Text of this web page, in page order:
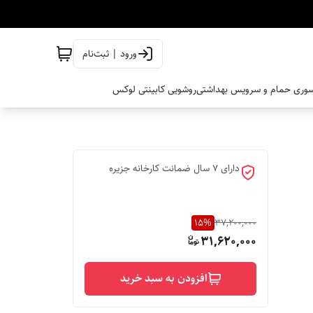
ورود | ثبت‌نام
حمام و سرویس بهداشتیروشویی کابینتی لوکس
دارای 7 سال ضمانت کارخانه جزیره
37,200,000
15%
31,620,000
افزودن به سبد خرید